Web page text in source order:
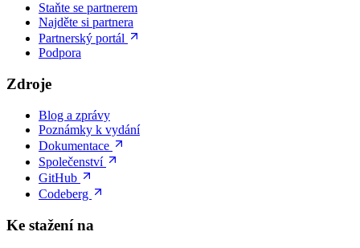
Staňte se partnerem
Najděte si partnera
Partnerský portál
Podpora
Zdroje
Blog a zprávy
Poznámky k vydání
Dokumentace
Společenství
GitHub
Codeberg
Ke stažení na